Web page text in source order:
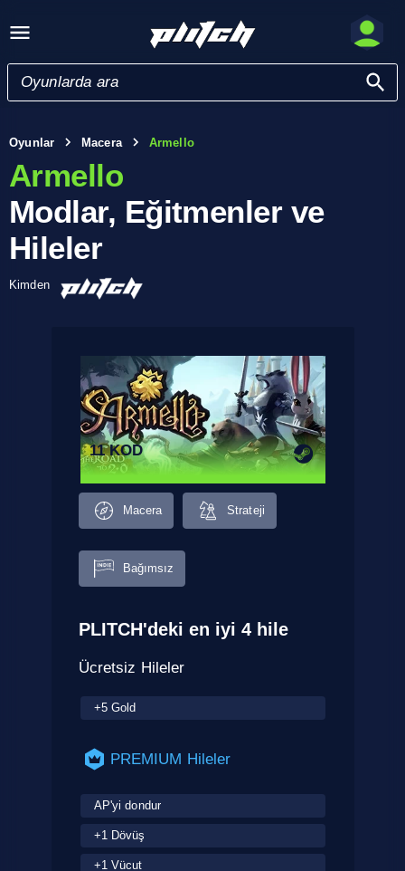
Oyunlar Macera Armello
Armello
Modlar, Eğitmenler ve
Hileler
Kimden
11 KOD
Macera Strateji
Bağımsız
PLITCH'deki en iyi 4 hile
Ücretsiz Hileler
+5 Gold
PREMIUM Hileler
AP'yi dondur
+1 Dövüş
+1 Vücut